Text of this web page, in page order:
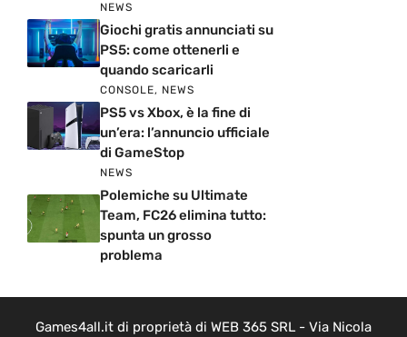
NEWS
Giochi gratis annunciati su
PS5: come ottenerli e
quando scaricarli
CONSOLE, NEWS
PS5 vs Xbox, è la fine di
un’era: l’annuncio ufficiale
di GameStop
NEWS
Polemiche su Ultimate
Team, FC26 elimina tutto:
spunta un grosso
problema
Games4all.it di proprietà di WEB 365 SRL - Via Nicola